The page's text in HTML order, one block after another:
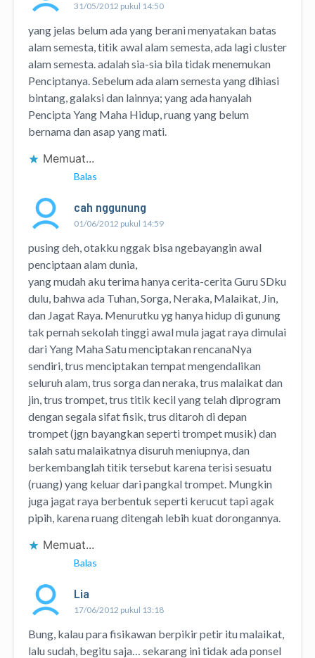
31/05/2012 pukul 14:50
yang jelas belum ada yang berani menyatakan batas
alam semesta, titik awal alam semesta, ada lagi cluster
alam semesta. adalah sia-sia bila tidak menemukan
Penciptanya. Sebelum ada alam semesta yang dihiasi
bintang, galaksi dan lainnya; yang ada hanyalah
Pencipta Yang Maha Hidup, ruang yang belum
bernama dan asap yang mati.
Memuat...
Balas
cah nggunung
01/06/2012 pukul 14:59
pusing deh, otakku nggak bisa ngebayangin awal
penciptaan alam dunia,
yang mudah aku terima hanya cerita-cerita Guru SDku
dulu, bahwa ada Tuhan, Sorga, Neraka, Malaikat, Jin,
dan Jagat Raya. Menurutku yg hanya hidup di gunung
tak pernah sekolah tinggi awal mula jagat raya dimulai
dari Yang Maha Satu menciptakan rencanaNya
sendiri, trus menciptakan tempat mengendalikan
seluruh alam, trus sorga dan neraka, trus malaikat dan
jin, trus trompet, trus titik kecil yang telah diprogram
dengan segala sifat fisik, trus ditaroh di depan
trompet (jgn bayangkan seperti trompet musik) dan
salah satu malaikatnya disuruh meniupnya, dan
berkembanglah titik tersebut karena terisi sesuatu
(ruang) yang keluar dari pangkal trompet. Mungkin
juga jagat raya berbentuk seperti kerucut tapi agak
pipih, karena ruang ditengah lebih kuat dorongannya.
Memuat...
Balas
Lia
17/06/2012 pukul 13:18
Bung, kalau para fisikawan berpikir petir itu malaikat,
lalu sudah, begitu saja… sekarang ini tidak ada ponsel